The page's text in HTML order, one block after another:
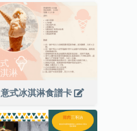
意式冰淇淋食譜卡